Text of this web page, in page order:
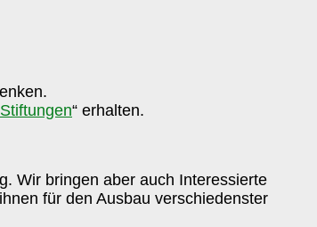
“ erhalten.
Wir bringen aber auch Interessierte
für den Ausbau verschiedenster